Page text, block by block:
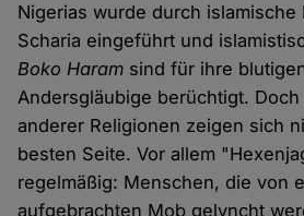
Nigerias wurde durch islamische
Scharia eingeführt und
Boko Haram sind für ihre
Andersgläubige berüchtigt.
anderer Religionen zeigen sich
besten Seite. Vor allem
regelmäßig: Menschen, die von
aufgebrachten Mob gelyncht